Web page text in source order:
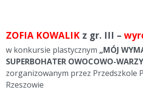
ZOFIA KOWALIK z gr. III –
w konkursie plastycznym „MÓJ
SUPERBOHATER OWOCOWO-
zorganizowanym przez Przedszkole
Rzeszowie